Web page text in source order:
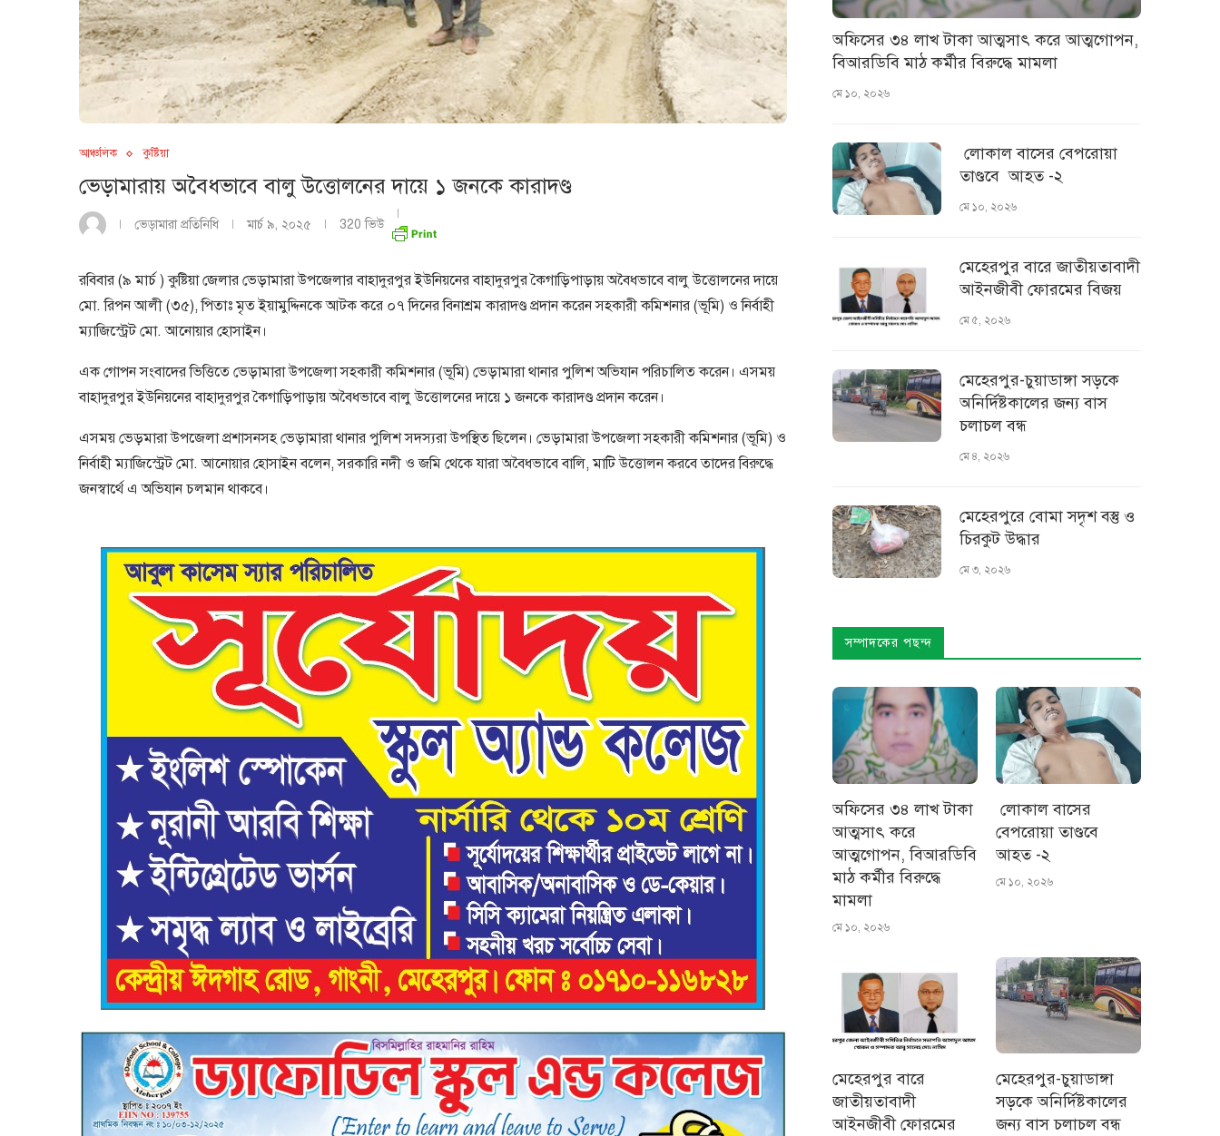
আঞ্চলিক কুষ্টিয়া
ভেড়ামারায় অবৈধভাবে বালু উত্তোলনের দায়ে ১ জনকে কারাদণ্ড
ভেড়ামারা প্রতিনিধি মার্চ ৯, ২০২৫ 320 ভিউ
রবিবার (৯ মার্চ ) কুষ্টিয়া জেলার ভেড়ামারা উপজেলার বাহাদুরপুর ইউনিয়নের বাহাদুরপুর কৈগাড়িপাড়ায় অবৈধভাবে বালু উত্তোলনের দায়ে
মো. রিপন আলী (৩৫), পিতাঃ মৃত ইয়ামুদ্দিনকে আটক করে ০৭ দিনের বিনাশ্রম কারাদণ্ড প্রদান করেন সহকারী কমিশনার (ভূমি) ও নির্বাহী
ম্যাজিস্ট্রেট মো. আনোয়ার হোসাইন।
এক গোপন সংবাদের ভিত্তিতে ভেড়ামারা উপজেলা সহকারী কমিশনার (ভূমি) ভেড়ামারা থানার পুলিশ অভিযান পরিচালিত করেন। এসময়
বাহাদুরপুর ইউনিয়নের বাহাদুরপুর কৈগাড়িপাড়ায় অবৈধভাবে বালু উত্তোলনের দায়ে ১ জনকে কারাদণ্ড প্রদান করেন।
এসময় ভেড়মারা উপজেলা প্রশাসনসহ ভেড়ামারা থানার পুলিশ সদস্যরা উপস্থিত ছিলেন। ভেড়ামারা উপজেলা সহকারী কমিশনার (ভূমি) ও
নির্বাহী ম্যাজিস্ট্রেট মো. আনোয়ার হোসাইন বলেন, সরকারি নদী ও জমি থেকে যারা অবৈধভাবে বালি, মাটি উত্তোলন করবে তাদের বিরুদ্ধে
জনস্বার্থে এ অভিযান চলমান থাকবে।
অফিসের ৩৪ লাখ টাকা আত্মসাৎ করে আত্মগোপন,
বিআরডিবি মাঠ কর্মীর বিরুদ্ধে মামলা
মে ১০, ২০২৬
লোকাল বাসের বেপরোয়া
তাণ্ডবে আহত -২
মে ১০, ২০২৬
মেহেরপুর বারে জাতীয়তাবাদী
আইনজীবী ফোরমের বিজয়
মে ৫, ২০২৬
মেহেরপুর-চুয়াডাঙ্গা সড়কে
অনির্দিষ্টকালের জন্য বাস
চলাচল বন্ধ
মে ৪, ২০২৬
মেহেরপুরে বোমা সদৃশ বস্তু ও
চিরকুট উদ্ধার
মে ৩, ২০২৬
সম্পাদকের পছন্দ
অফিসের ৩৪ লাখ টাকা
আত্মসাৎ করে
আত্মগোপন, বিআরডিবি
মাঠ কর্মীর বিরুদ্ধে
মামলা
মে ১০, ২০২৬
লোকাল বাসের
বেপরোয়া তাণ্ডবে
আহত -২
মে ১০, ২০২৬
মেহেরপুর বারে
জাতীয়তাবাদী
আইনজীবী ফোরমের
মেহেরপুর-চুয়াডাঙ্গা
সড়কে অনির্দিষ্টকালের
জন্য বাস চলাচল বন্ধ